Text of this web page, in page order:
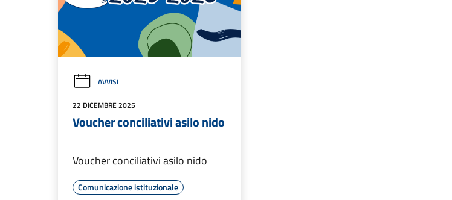
AVVISI
22 DICEMBRE 2025
Voucher conciliativi asilo nido
Voucher conciliativi asilo nido
Comunicazione istituzionale